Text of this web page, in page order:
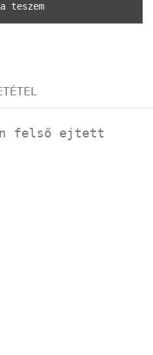
teszem
felső ejtett